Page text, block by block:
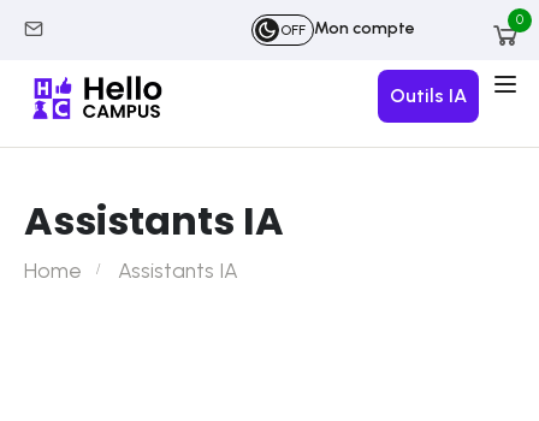
OFF Mon compte 0
Outils IA
Assistants IA
Home Assistants IA